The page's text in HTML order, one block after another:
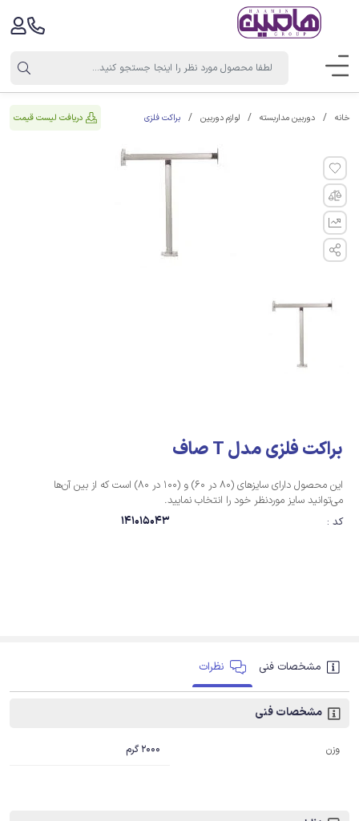
خانه دوربین مداربسته لوازم دوربین براکت فلزی دریافت لیست قیمت
براکت فلزی مدل T صاف
این محصول دارای سایزهای (80 در 60) و (100 در 80) است که از بین آن‌ها
می‌توانید سایز موردنظر خود را انتخاب نمایید.
کد :
141015043
مشخصات فنی نظرات
مشخصات فنی
وزن 2000 گرم